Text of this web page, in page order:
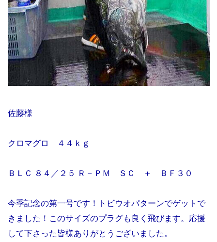
佐藤様
クロマグロ ４４ｋｇ
ＢＬＣ ８４／２５ Ｒ－ＰＭ ＳＣ ＋ ＢＦ３０
今季記念の第一号です！トビウオパターンでゲットで
きました！このサイズのプラグも良く飛びます。応援
して下さった皆様ありがとうございました。